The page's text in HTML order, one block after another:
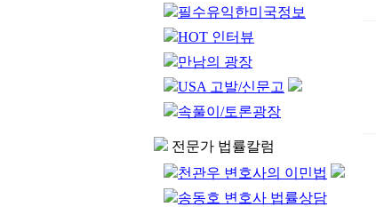
필수유익한미국정보
HOT 인터뷰
만남의 광장
USA 고발/신문고
속풀이/토론광장
전문가 법률칼럼
천관우 변호사의 이민법
송동호 변호사 법률상담